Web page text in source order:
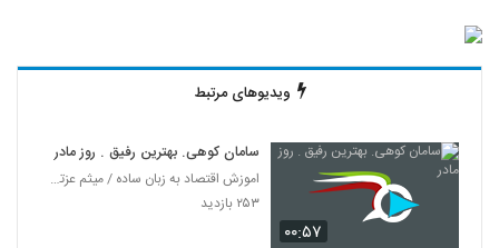
ویدیوهای مرتبط
۰۰:۵۷
سامان کوهی. بهترین رفیق . روز مادر
اموزش اقتصاد به زبان ساده / میثم عزتی / کلیپ های ا
۲۵۳ بازدید